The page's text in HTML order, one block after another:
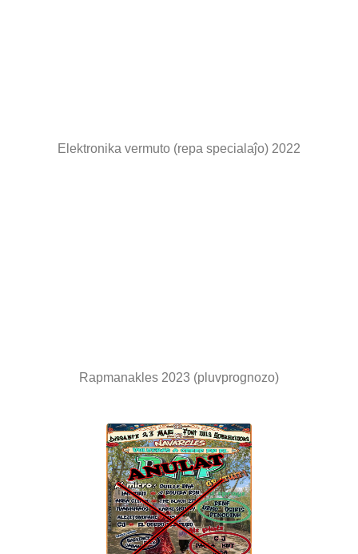
Elektronika vermuto (repa specialaĵo) 2022
Rapmanakles 2023 (pluvprognozo)